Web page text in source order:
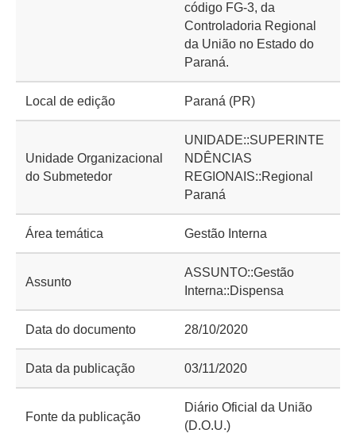
código FG-3, da
Controladoria Regional
da União no Estado do
Paraná.
Local de edição Paraná (PR)
Unidade Organizacional
do Submetedor
UNIDADE::SUPERINTE
NDÊNCIAS
REGIONAIS::Regional
Paraná
Área temática Gestão Interna
Assunto
ASSUNTO::Gestão
Interna::Dispensa
Data do documento 28/10/2020
Data da publicação 03/11/2020
Fonte da publicação
Diário Oficial da União
(D.O.U.)